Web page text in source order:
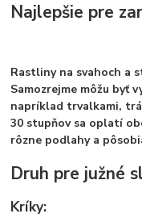
Najlepšie pre
Rastliny na svahoch a
Samozrejme môžu byť
napríklad trvalkami,
30 stupňov sa oplatí
rôzne podlahy a
Druh pre južné
Kríky: